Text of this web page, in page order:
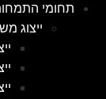
תחומי
ייצוג